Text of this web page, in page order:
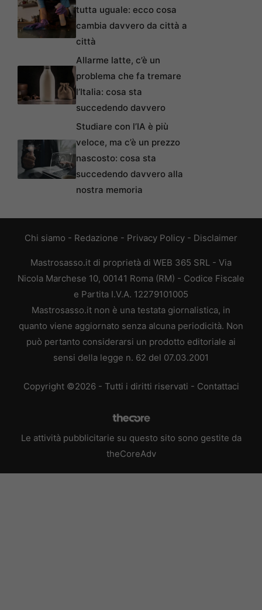
tutta uguale: ecco cosa
cambia davvero da città a
città
Allarme latte, c’è un
problema che fa tremare
l’Italia: cosa sta
succedendo davvero
Studiare con l’IA è più
veloce, ma c’è un prezzo
nascosto: cosa sta
succedendo davvero alla
nostra memoria
Chi siamo - Redazione - Privacy Policy - Disclaimer
Mastrosasso.it di proprietà di WEB 365 SRL - Via
Nicola Marchese 10, 00141 Roma (RM) - Codice Fiscale
e Partita I.V.A. 12279101005
Mastrosasso.it non è una testata giornalistica, in
quanto viene aggiornato senza alcuna periodicità. Non
può pertanto considerarsi un prodotto editoriale ai
sensi della legge n. 62 del 07.03.2001
Copyright ©2026 - Tutti i diritti riservati - Contattaci
Le attività pubblicitarie su questo sito sono gestite da
theCoreAdv